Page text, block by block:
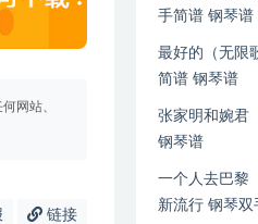
网站、
链接
手简谱 钢琴谱
最好的（无限
简谱 钢琴谱
张家明和婉君
钢琴谱
一个人去巴黎
新流行 钢琴